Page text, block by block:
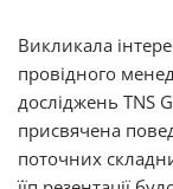
Викликала
провідного
досліджень TNS
присвячена
поточних